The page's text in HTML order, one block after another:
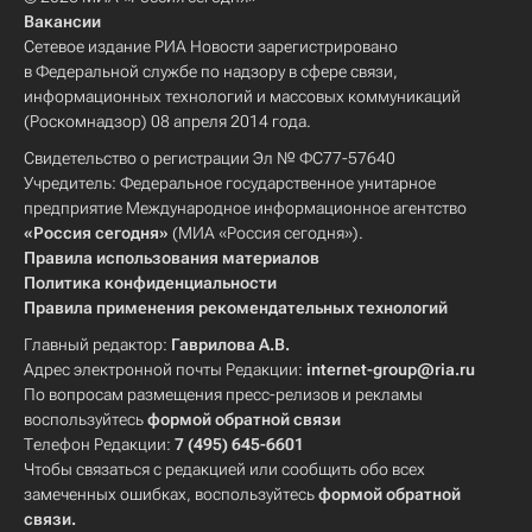
Вакансии
Сетевое издание РИА Новости зарегистрировано
в Федеральной службе по надзору в сфере связи,
информационных технологий и массовых коммуникаций
(Роскомнадзор) 08 апреля 2014 года.
Свидетельство о регистрации Эл № ФС77-57640
Учредитель: Федеральное государственное унитарное
предприятие Международное информационное агентство
«Россия сегодня» (МИА «Россия сегодня»).
Правила использования материалов
Политика конфиденциальности
Правила применения рекомендательных технологий
Главный редактор: Гаврилова А.В.
Адрес электронной почты Редакции: internet-group@ria.ru
По вопросам размещения пресс-релизов и рекламы
воспользуйтесьформой обратной связи
Телефон Редакции: 7 (495) 645-6601
Чтобы связаться с редакцией или сообщить обо всех
замеченных ошибках, воспользуйтесьформой обратной
связи.